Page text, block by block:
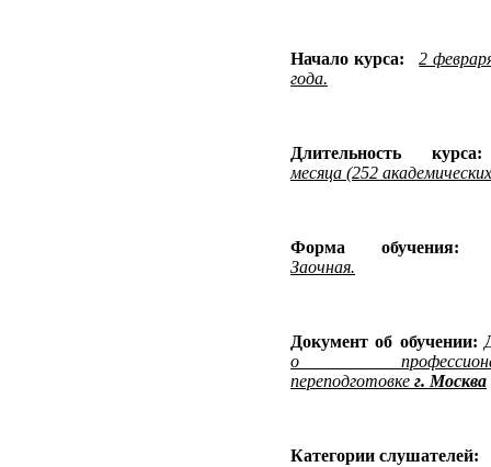
Начало курса:2
года.
Длительность
месяца (252
Форма
Заочная.
Документ об обучении:
о
переподготовке г. Москва
Категории слушателей: